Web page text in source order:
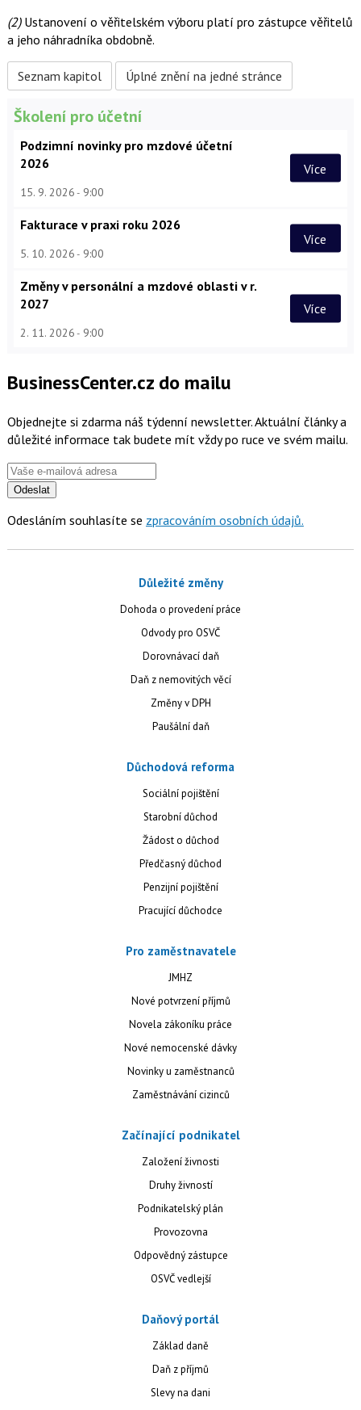
(2)Ustanovení o věřitelském výboru platí pro zástupce věřitelů
a jeho náhradníka obdobně.
Seznam kapitol Úplné znění na jedné stránce
Školení pro účetní
Podzimní novinky pro mzdové účetní
2026
15. 9. 2026 9:00
Více
Fakturace v praxi roku 2026
5. 10. 2026 9:00
Více
Změny v personální a mzdové oblasti v r.
2027
2. 11. 2026 9:00
Více
BusinessCenter.cz do mailu
Objednejte si zdarma náš týdenní newsletter. Aktuální články a
důležité informace tak budete mít vždy po ruce ve svém mailu.
Odeslat
Odesláním souhlasíte se zpracováním osobních údajů.
Důležité změny
Dohoda o provedení práce
Odvody pro OSVČ
Dorovnávací daň
Daň z nemovitých věcí
Změny v DPH
Paušální daň
Důchodová reforma
Sociální pojištění
Starobní důchod
Žádost o důchod
Předčasný důchod
Penzijní pojištění
Pracující důchodce
Pro zaměstnavatele
JMHZ
Nové potvrzení příjmů
Novela zákoníku práce
Nové nemocenské dávky
Novinky u zaměstnanců
Zaměstnávání cizinců
Začínající podnikatel
Založení živnosti
Druhy živností
Podnikatelský plán
Provozovna
Odpovědný zástupce
OSVČ vedlejší
Daňový portál
Základ daně
Daň z příjmů
Slevy na dani